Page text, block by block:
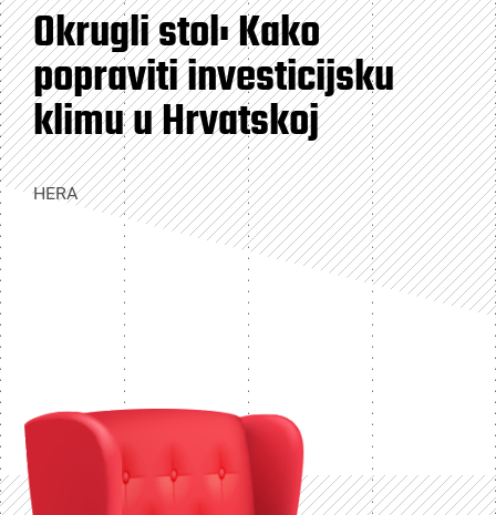
Okrugli stol: Kako
popraviti investicijsku
klimu u Hrvatskoj
HERA